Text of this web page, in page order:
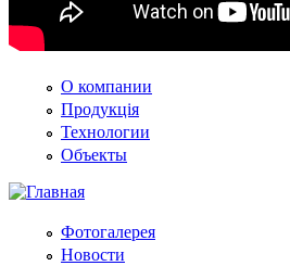
О компании
Продукція
Технологии
Объекты
Фотогалерея
Новости